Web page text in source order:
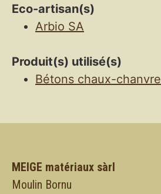
Eco-artisan(s)
Arbio SA
Produit(s) utilisé(s)
Bétons chaux-chanvre
MEIGE matériaux sàrl
Moulin Bornu